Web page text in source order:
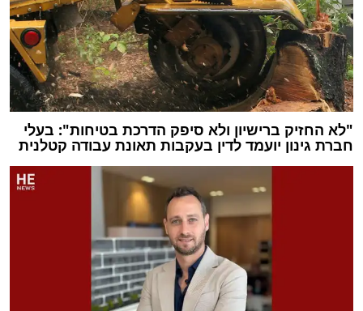
"לא החזיק ברישיון ולא סיפק הדרכת בטיחות": בעלי
חברת גינון יועמד לדין בעקבות תאונת עבודה קטלנית